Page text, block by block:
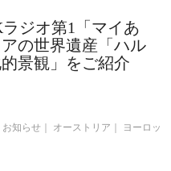
ラジオ第1「マイあ
の世界遺産「ハル
景観」をご紹介
お知らせ オーストリア
ヨーロッ